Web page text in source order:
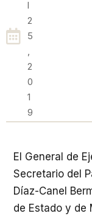
L
2
5
,
2
0
1
9
El General de
Secretario del
Díaz-Canel
de Estado y de